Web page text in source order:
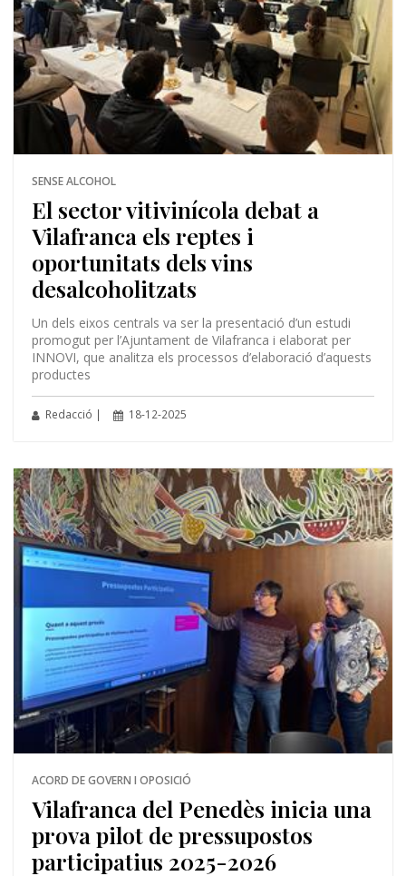
SENSE ALCOHOL
El sector vitivinícola debat a
Vilafranca els reptes i
oportunitats dels vins
desalcoholitzats
Un dels eixos centrals va ser la presentació d’un estudi
promogut per l’Ajuntament de Vilafranca i elaborat per
INNOVI, que analitza els processos d’elaboració d’aquests
productes
Redacció | 18-12-2025
ACORD DE GOVERN I OPOSICIÓ
Vilafranca del Penedès inicia una
prova pilot de pressupostos
participatius 2025-2026